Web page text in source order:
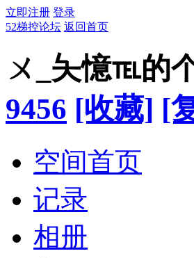
立即注册 登录
52梯控论坛 返回首页
ㄨ_夨憶℡的
9456 [收藏] [
空间首页
记录
相册